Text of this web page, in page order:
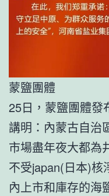
蒙鹽團體
25日，蒙鹽團體發
講明：內蒙古自治
市場盡年夜大都為
不受japan(日本)核
內上市和庫存的海